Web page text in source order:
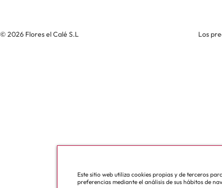
© 2026 Flores el Calé S.L Los
Este sitio web utiliza cookies propias y de terceros
preferencias mediante el análisis de sus hábitos de